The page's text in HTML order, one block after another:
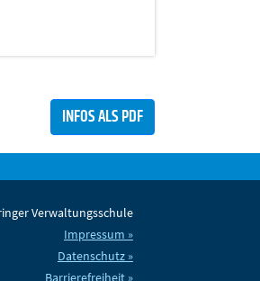
INFOS ALS PDF
Verwaltungsschule
Impressum »
Datenschutz »
Barrierefreiheit »